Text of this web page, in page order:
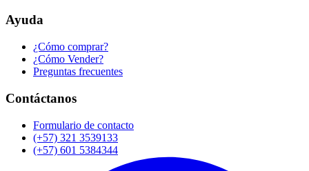
Ayuda
¿Cómo comprar?
¿Cómo Vender?
Preguntas frecuentes
Contáctanos
Formulario de contacto
(+57) 321 3539133
(+57) 601 5384344